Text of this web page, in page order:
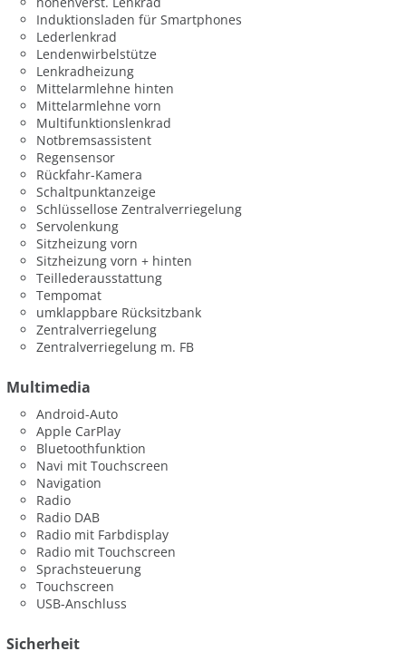
Induktionsladen für Smartphones
Lederlenkrad
Lendenwirbelstütze
Lenkradheizung
Mittelarmlehne hinten
Mittelarmlehne vorn
Multifunktionslenkrad
Notbremsassistent
Regensensor
Rückfahr-Kamera
Schaltpunktanzeige
Schlüssellose Zentralverriegelung
Servolenkung
Sitzheizung vorn
Sitzheizung vorn + hinten
Teillederausstattung
Tempomat
umklappbare Rücksitzbank
Zentralverriegelung
Zentralverriegelung m. FB
Multimedia
Android-Auto
Apple CarPlay
Bluetoothfunktion
Navi mit Touchscreen
Navigation
Radio
Radio DAB
Radio mit Farbdisplay
Radio mit Touchscreen
Sprachsteuerung
Touchscreen
USB-Anschluss
Sicherheit